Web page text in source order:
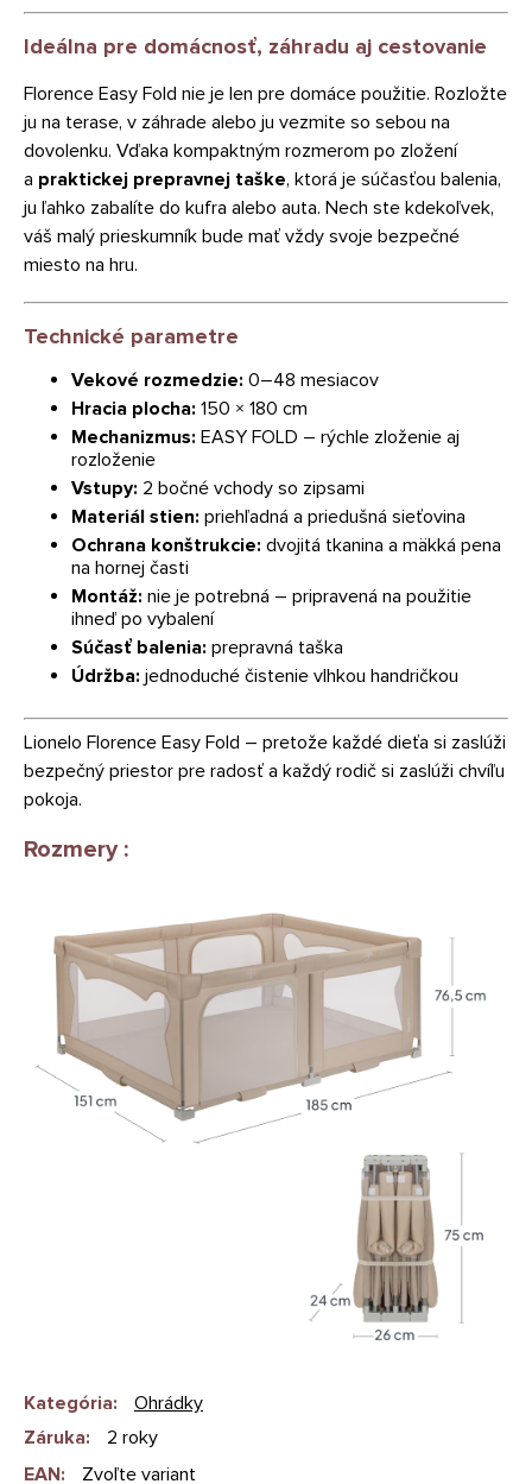
Ideálna pre domácnosť, záhradu aj cestovanie
Florence Easy Fold nie je len pre domáce použitie. Rozložte
ju na terase, v záhrade alebo ju vezmite so sebou na
dovolenku. Vďaka kompaktným rozmerom po zložení
a praktickej prepravnej taške, ktorá je súčasťou balenia,
ju ľahko zabalíte do kufra alebo auta. Nech ste kdekoľvek,
váš malý prieskumník bude mať vždy svoje bezpečné
miesto na hru.
Technické parametre
Vekové rozmedzie: 0–48 mesiacov
Hracia plocha: 150 × 180 cm
Mechanizmus: EASY FOLD – rýchle zloženie aj
rozloženie
Vstupy: 2 bočné vchody so zipsami
Materiál stien: priehľadná a priedušná sieťovina
Ochrana konštrukcie: dvojitá tkanina a mäkká pena
na hornej časti
Montáž: nie je potrebná – pripravená na použitie
ihneď po vybalení
Súčasť balenia: prepravná taška
Údržba: jednoduché čistenie vlhkou handričkou
Lionelo Florence Easy Fold – pretože každé dieťa si zaslúži
bezpečný priestor pre radosť a každý rodič si zaslúži chvíľu
pokoja.
Rozmery :
Kategória:
Ohrádky
Záruka:
2 roky
EAN: Zvoľte variant